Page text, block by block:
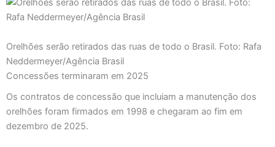
Orelhões serão retirados das ruas de todo o Brasil. Foto: Rafa
Neddermeyer/Agência Brasil
Concessões terminaram em 2025
Os contratos de concessão que incluiam a manutenção dos
orelhões foram firmados em 1998 e chegaram ao fim em
dezembro de 2025.